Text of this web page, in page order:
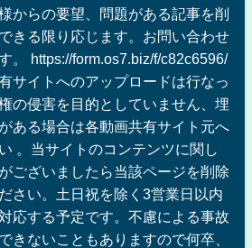
からの要望、問題がある記事を削
きる限り応じます。お問い合わせ
。 https://form.os7.biz/f/c82c6596/
サイトへのアップロードは行なっ
の侵害を目的としていません、埋
ある場合は各動画共有サイト元へ
。当サイトのコンテンツに関し
ございましたら当該ページを削除
さい。土日祝を除く3営業日以内
応する予定です。不慮による事故
きないこともありますので何卒、